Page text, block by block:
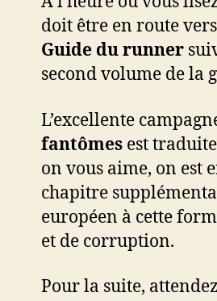
doit être en route vers
Guide du runner
second volume de la
L’excellente
fantômes est
on vous aime, on est
chapitre
européen à cette
et de corruption.
Pour la suite,